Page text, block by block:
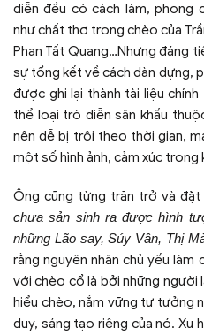
diễn đều có cách làm, phong
như chất thơ trong chèo của
Phan Tất Quang…Nhưng đáng
sự tổng kết về cách dàn dựng,
được ghi lại thành tài liệu
thể loại trò diễn sân khấu
nên dễ bị trôi theo thời gian,
một số hình ảnh, cảm xúc trong
Ông cũng từng trăn trở và đặt
chưa sản sinh ra được hình
những Lão say, Súy Vân, Thị
rằng nguyên nhân chủ yếu
với chèo cổ là bởi những người
hiểu chèo, nắm vững tư tưởng
duy, sáng tạo riêng của nó. Xu